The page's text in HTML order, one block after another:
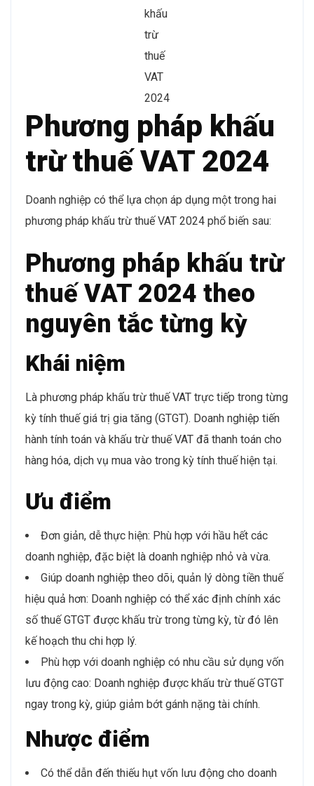
khấu
trừ
thuế
VAT
2024
Phương pháp khấu
trừ thuế VAT 2024
Doanh nghiệp có thể lựa chọn áp dụng một trong hai
phương pháp khấu trừ thuế VAT 2024 phổ biến sau:
Phương pháp khấu trừ
thuế VAT 2024 theo
nguyên tắc từng kỳ
Khái niệm
Là phương pháp khấu trừ thuế VAT trực tiếp trong từng
kỳ tính thuế giá trị gia tăng (GTGT). Doanh nghiệp tiến
hành tính toán và khấu trừ thuế VAT đã thanh toán cho
hàng hóa, dịch vụ mua vào trong kỳ tính thuế hiện tại.
Ưu điểm
Đơn giản, dễ thực hiện: Phù hợp với hầu hết các
doanh nghiệp, đặc biệt là doanh nghiệp nhỏ và vừa.
Giúp doanh nghiệp theo dõi, quản lý dòng tiền thuế
hiệu quả hơn: Doanh nghiệp có thể xác định chính xác
số thuế GTGT được khấu trừ trong từng kỳ, từ đó lên
kế hoạch thu chi hợp lý.
Phù hợp với doanh nghiệp có nhu cầu sử dụng vốn
lưu động cao: Doanh nghiệp được khấu trừ thuế GTGT
ngay trong kỳ, giúp giảm bớt gánh nặng tài chính.
Nhược điểm
Có thể dẫn đến thiếu hụt vốn lưu động cho doanh